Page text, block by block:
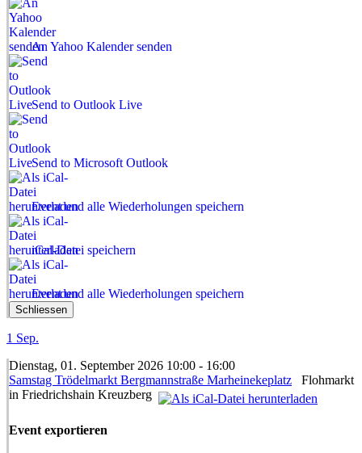
An Yahoo Kalender senden
Send to Outlook Live
Send to Microsoft Outlook
Event und alle Wiederholungen speichern
iCal-Datei speichern
Event und alle Wiederholungen speichern
Schliessen
1 Sep.
Dienstag, 01. September 2026 10:00 - 16:00
Samstag Trödelmarkt Bergmannstraße Marheinekeplatz Flohmarkt
in Friedrichshain Kreuzberg
Event exportieren